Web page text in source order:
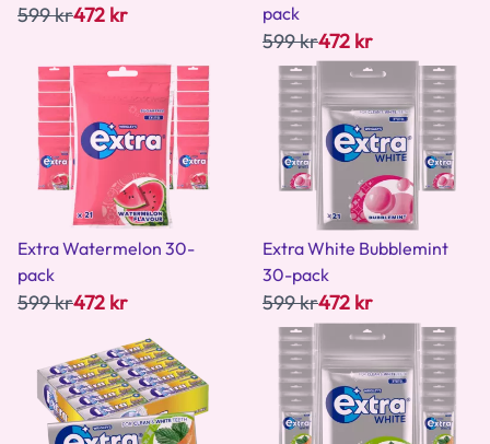
599 kr472 kr
pack
599 kr472 kr
Extra Watermelon 30-
pack
599 kr472 kr
Extra White Bubblemint
30-pack
599 kr472 kr